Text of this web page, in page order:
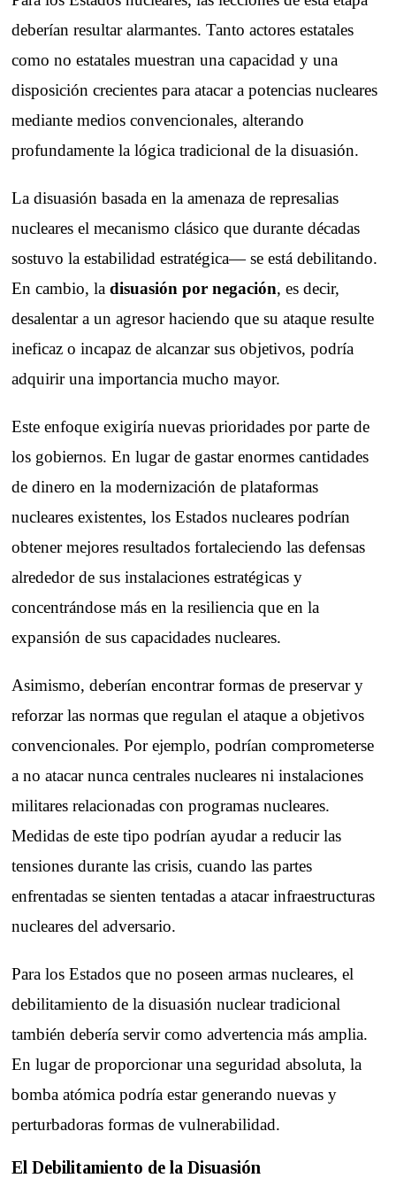
deberían resultar alarmantes. Tanto actores estatales
como no estatales muestran una capacidad y una
disposición crecientes para atacar a potencias nucleares
mediante medios convencionales, alterando
profundamente la lógica tradicional de la disuasión.
La disuasión basada en la amenaza de represalias
nucleares el mecanismo clásico que durante décadas
sostuvo la estabilidad estratégica— se está debilitando.
En cambio, ladisuasión por negación, es decir,
desalentar a un agresor haciendo que su ataque resulte
ineficaz o incapaz de alcanzar sus objetivos, podría
adquirir una importancia mucho mayor.
Este enfoque exigiría nuevas prioridades por parte de
los gobiernos. En lugar de gastar enormes cantidades
de dinero en la modernización de plataformas
nucleares existentes, los Estados nucleares podrían
obtener mejores resultados fortaleciendo las defensas
alrededor de sus instalaciones estratégicas y
concentrándose más en la resiliencia que en la
expansión de sus capacidades nucleares.
Asimismo, deberían encontrar formas de preservar y
reforzar las normas que regulan el ataque a objetivos
convencionales. Por ejemplo, podrían comprometerse
a no atacar nunca centrales nucleares ni instalaciones
militares relacionadas con programas nucleares.
Medidas de este tipo podrían ayudar a reducir las
tensiones durante las crisis, cuando las partes
enfrentadas se sienten tentadas a atacar infraestructuras
nucleares del adversario.
Para los Estados que no poseen armas nucleares, el
debilitamiento de la disuasión nuclear tradicional
también debería servir como advertencia más amplia.
En lugar de proporcionar una seguridad absoluta, la
bomba atómica podría estar generando nuevas y
perturbadoras formas de vulnerabilidad.
El Debilitamiento de la Disuasión